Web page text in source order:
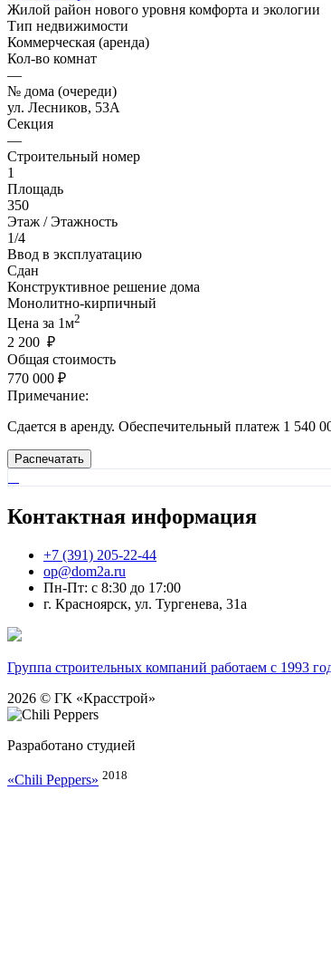
Жилой район нового уровня комфорта и экологии
Тип недвижимости
Коммерческая (аренда)
Кол-во комнат
—
№ дома (очереди)
ул. Лесников, 53А
Секция
—
Строительный номер
1
Площадь
350
Этаж / Этажность
1/4
Ввод в эксплуатацию
Сдан
Конструктивное решение дома
Монолитно-кирпичный
Цена за 1м2
2 200 ₽
Общая стоимость
770 000 ₽
Примечание:
Сдается в аренду. Обеспечительный платеж 1 540
Распечатать
Контактная информация
+7 (391) 205-22-44
op@dom2a.ru
Пн-Пт: c 8:30 до 17:00
г. Красноярск, ул. Тургенева, 31а
Группа строительных компаний работаем с 1993
2026 © ГК «Красстрой»
Разработано студией
«Chili Peppers» 2018